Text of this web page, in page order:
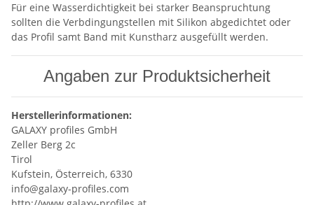
Für eine Wasserdichtigkeit bei starker Beanspruchtung
sollten die Verbdingungstellen mit Silikon abgedichtet oder
das Profil samt Band mit Kunstharz ausgefüllt werden.
Angaben zur Produktsicherheit
Herstellerinformationen:
GALAXY profiles GmbH
Zeller Berg 2c
Tirol
Kufstein, Österreich, 6330
info@galaxy-profiles.com